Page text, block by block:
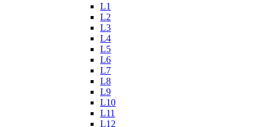
L1
L2
L3
L4
L5
L6
L7
L8
L9
L10
L11
L12